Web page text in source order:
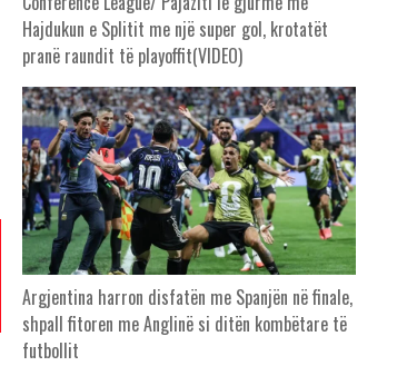
Hajdukun e Splitit me një super gol, krotatët
pranë raundit të playoffit(VIDEO)
Argjentina harron disfatën me Spanjën në finale,
shpall fitoren me Anglinë si ditën kombëtare të
futbollit